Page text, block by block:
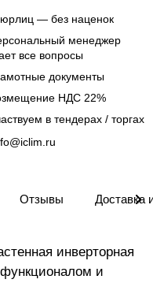
— без наценок
менеджер
все вопросы
документы
НДС 22%
в тендерах / торгах
Отзывы Доставка
инверторная
и